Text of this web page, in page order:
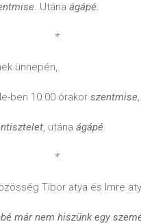
. Utána ágápé.
*
ünnepén,
ben 10.00 órakor szentmise
, utána ágápé.
*
Tibor atya és Imre
már nem hiszünk egy